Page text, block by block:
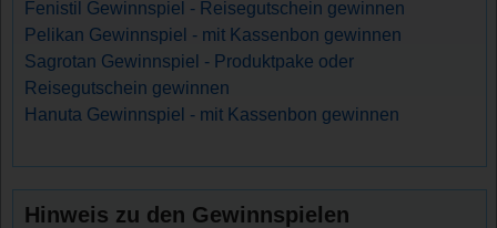
Fenistil Gewinnspiel - Reisegutschein gewinnen
Pelikan Gewinnspiel - mit Kassenbon gewinnen
Sagrotan Gewinnspiel - Produktpake oder
Reisegutschein gewinnen
Hanuta Gewinnspiel - mit Kassenbon gewinnen
Hinweis zu den Gewinnspielen